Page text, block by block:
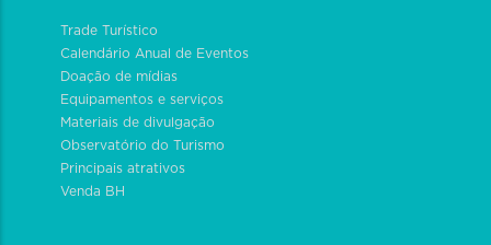
Trade Turístico
Calendário Anual de Eventos
Doação de mídias
Equipamentos e serviços
Materiais de divulgação
Observatório do Turismo
Principais atrativos
Venda BH